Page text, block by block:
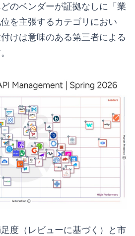
のベンダーが証拠なしに「業
を主張するカテゴリにおい
けは意味のある第三者による
度（レビューに基づく）と市